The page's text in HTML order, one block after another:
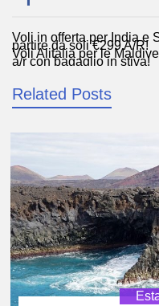
Navigazione
articoli
Voli in offerta per India e
partire da soli €299 A/R!
Voli Alitalia per le
a/r con bagaglio in stiva!
Related Posts